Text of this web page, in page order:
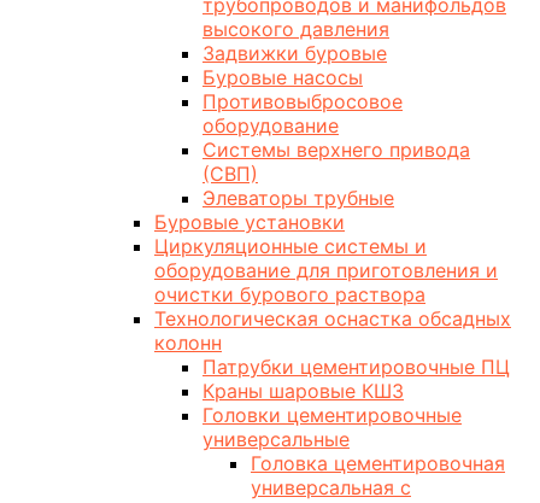
трубопроводов и манифольдов
высокого давления
Задвижки буровые
Буровые насосы
Противовыбросовое
оборудование
Системы верхнего привода
(СВП)
Элеваторы трубные
Буровые установки
Циркуляционные системы и
оборудование для приготовления и
очистки бурового раствора
Технологическая оснастка обсадных
колонн
Патрубки цементировочные ПЦ
Краны шаровые КШЗ
Головки цементировочные
универсальные
Головка цементировочная
универсальная с